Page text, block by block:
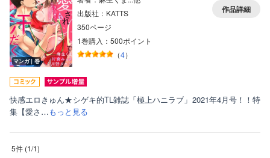
マンガ｜巻
出版社：KATTS
350ページ
1巻購入：500ポイント
（4）
作品詳細
快感エロきゅん★シゲキ的TL雑誌「極上ハニラブ」2021年4月号！！特
集【愛さ…もっと見る
5件 (1/1)